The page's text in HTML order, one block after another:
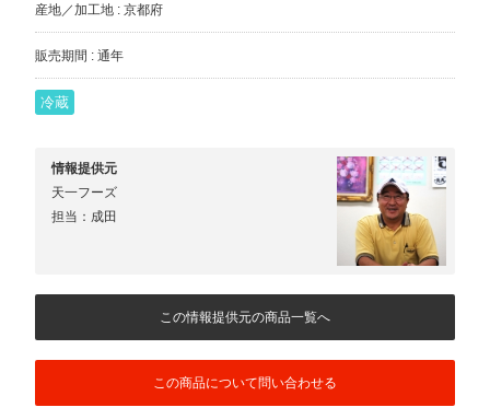
産地／加工地 : 京都府
販売期間 : 通年
冷蔵
情報提供元
天一フーズ
担当：成田
この情報提供元の商品一覧へ
この商品について問い合わせる